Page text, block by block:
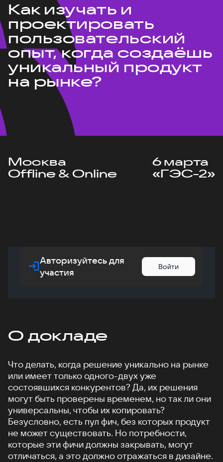
Как изучать и
проектировать
пользовательский
опыт, когда создаёшь
уникальный продукт
на рынке?
Москва
Offline & Online
6 марта
«ГЭС-2»
Авторизуйтесь для
участия
Войти
О докладе
Что делать, когда решение уникально на рынке
или имеет только одного-двух уже
состоявшихся конкурентов? Да, их решения
могут быть проверены временем, но так ли они
универсальны, чтобы их копировать?
Безусловно, есть пул фич, без которых продукт
не может существовать. Но потребности,
которые эти фичи должны закрывать, могут
отличаться, а это должно отражаться в дизайне.